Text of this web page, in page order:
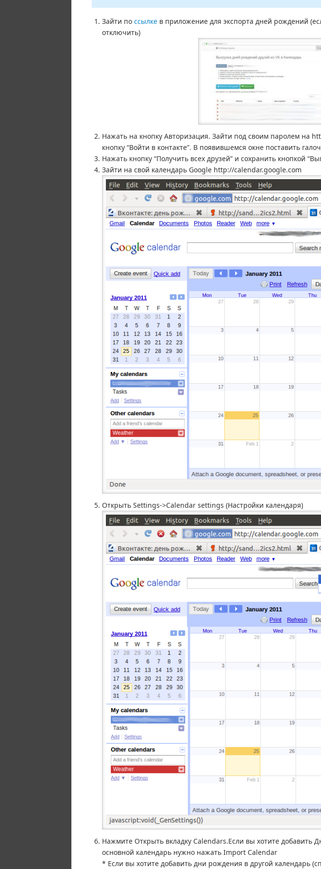
Зайти по ссылке в приложение для экспорта дней рождений
отключить)
Нажать на кнопку Авторизация. Зайти под своим паролем на
кнопку “Войти в контакте”. В появившемся окне поставить
Нажать кнопку “Получить всех друзей” и сохранить кнопкой
Зайти на свой календарь Google http://calendar.google.com
Открыть Settings->Calendar settings (Настройки календаря)
Нажмите Открыть вкладку Calendars.Если вы хотите добавить
основной календарь нужно нажать Import Calendar
* Если вы хотите добавить дни рождения в другой календарь